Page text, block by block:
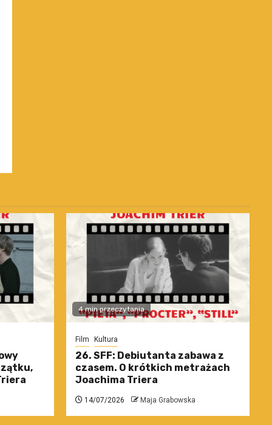
4 min przeczytania
Film Kultura
26. SFF: Debiutanta zabawa z
czasem. O krótkich metrażach
Joachima Triera
14/07/2026 Maja Grabowska